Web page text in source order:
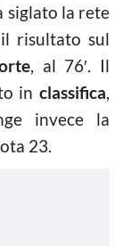
siglato la rete
risultato sul
, al 76′. Il
in classifica,
invece la
23.